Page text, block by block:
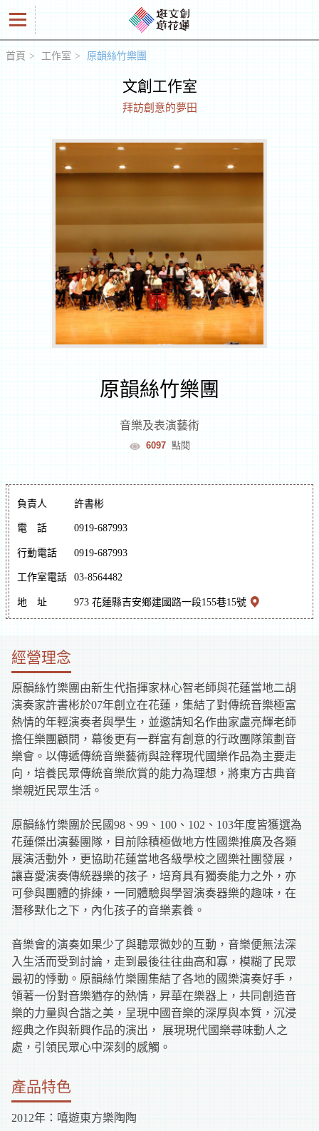
花
蓮
化
體
驗
逛
市
補
助
資
訊
首頁 工作室 原韻絲竹樂團
文創工作室
拜訪創意的夢田
原韻絲竹樂團
音樂及表演藝術
6097 點閱
負責人 許書彬
電話 0919-687993
行動電話 0919-687993
工作室電話 03-8564482
地址 973 花蓮縣吉安鄉建國路一段155巷15號
經營理念
原韻絲竹樂團由新生代指揮家林心智老師與花蓮當地二胡
演奏家許書彬於07年創立在花蓮，集結了對傳統音樂極富
熱情的年輕演奏者與學生，並邀請知名作曲家盧亮輝老師
擔任樂團顧問，幕後更有一群富有創意的行政團隊策劃音
樂會。以傳遞傳統音樂藝術與詮釋現代國樂作品為主要走
向，培養民眾傳統音樂欣賞的能力為理想，將東方古典音
樂親近民眾生活。
原韻絲竹樂團於民國98、99、100、102、103年度皆獲選為
花蓮傑出演藝團隊，目前除積極做地方性國樂推廣及各類
展演活動外，更協助花蓮當地各級學校之國樂社團發展，
讓喜愛演奏傳統器樂的孩子，培育具有獨奏能力之外，亦
可參與團體的排練，一同體驗與學習演奏器樂的趣味，在
潛移默化之下，內化孩子的音樂素養。
音樂會的演奏如果少了與聽眾微妙的互動，音樂便無法深
入生活而受到討論，走到最後往往曲高和寡，模糊了民眾
最初的悸動。原韻絲竹樂團集結了各地的國樂演奏好手，
領著一份對音樂猶存的熱情，昇華在樂器上，共同創造音
樂的力量與合諧之美，呈現中國音樂的深厚與本質，沉浸
經典之作與新興作品的演出， 展現現代國樂尋味動人之
處，引領民眾心中深刻的感觸。
產品特色
2012年：嘻遊東方樂陶陶